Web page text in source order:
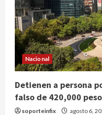
Nacional
Detienen a persona
falso de 420,000
soporteinfix agosto 6,